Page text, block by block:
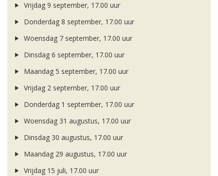
Vrijdag 9 september, 17.00 uur
Donderdag 8 september, 17.00 uur
Woensdag 7 september, 17.00 uur
Dinsdag 6 september, 17.00 uur
Maandag 5 september, 17.00 uur
Vrijdag 2 september, 17.00 uur
Donderdag 1 september, 17.00 uur
Woensdag 31 augustus, 17.00 uur
Dinsdag 30 augustus, 17.00 uur
Maandag 29 augustus, 17.00 uur
Vrijdag 15 juli, 17.00 uur